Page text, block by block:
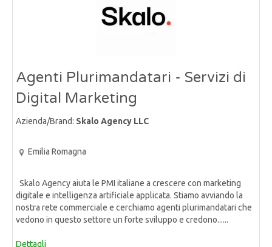
Agenti Plurimandatari - Servizi di
Digital Marketing
Azienda/Brand: Skalo Agency LLC
Emilia Romagna
Skalo Agency aiuta le PMI italiane a crescere con marketing
digitale e intelligenza artificiale applicata. Stiamo avviando la
nostra rete commerciale e cerchiamo agenti plurimandatari che
vedono in questo settore un forte sviluppo e credono......
Dettagli